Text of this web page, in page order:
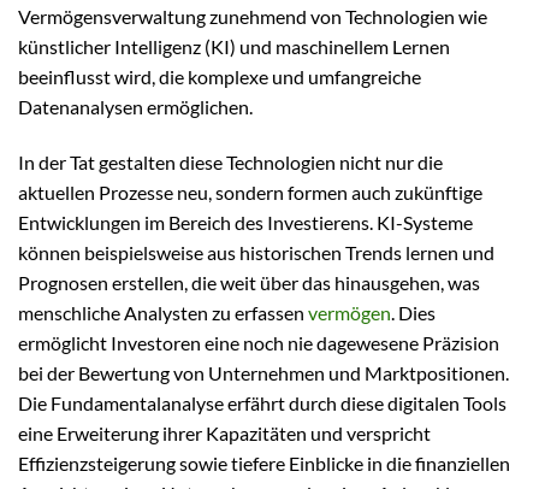
Vermögensverwaltung zunehmend von Technologien wie
künstlicher Intelligenz (KI) und maschinellem Lernen
beeinflusst wird, die komplexe und umfangreiche
Datenanalysen ermöglichen.
In der Tat gestalten diese Technologien nicht nur die
aktuellen Prozesse neu, sondern formen auch zukünftige
Entwicklungen im Bereich des Investierens. KI-Systeme
können beispielsweise aus historischen Trends lernen und
Prognosen erstellen, die weit über das hinausgehen, was
menschliche Analysten zu erfassen vermögen. Dies
ermöglicht Investoren eine noch nie dagewesene Präzision
bei der Bewertung von Unternehmen und Marktpositionen.
Die Fundamentalanalyse erfährt durch diese digitalen Tools
eine Erweiterung ihrer Kapazitäten und verspricht
Effizienzsteigerung sowie tiefere Einblicke in die finanziellen